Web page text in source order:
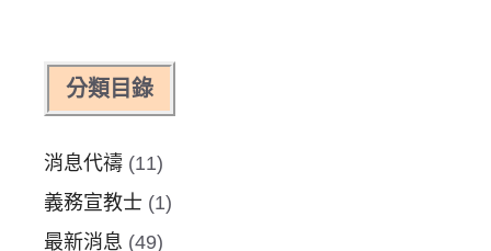
分類目錄
消息代禱 (11)
義務宣教士 (1)
最新消息 (49)